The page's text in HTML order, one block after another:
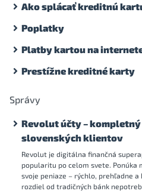
Ako splácať kreditnú
Poplatky
Platby kartou na
Prestížne kreditné karty
Správy
Revolut účty –
slovenských klientov
Revolut je digitálna finančná
popularitu po celom svete. Ponúka
svoje peniaze – rýchlo, prehľadne
rozdiel od tradičných bánk